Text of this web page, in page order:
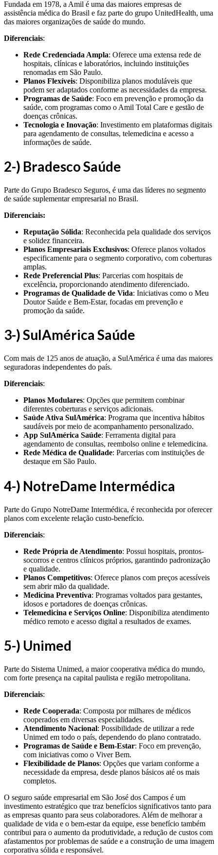
Fundada em 1978, a Amil é uma das maiores empresas de
assistência médica do Brasil e faz parte do grupo UnitedHealth, uma
das maiores organizações de saúde do mundo.
Diferenciais:
Rede Credenciada Ampla: Oferece uma extensa rede de
hospitais, clínicas e laboratórios, incluindo instituições
renomadas em São Paulo.
Planos Flexíveis: Disponibiliza planos moduláveis que
podem ser adaptados conforme as necessidades da empresa.
Programas de Saúde: Foco em prevenção e promoção da
saúde, com programas como o Amil Total Care e gestão de
doenças crônicas.
Tecnologia e Inovação: Investimento em plataformas digitais
para agendamento de consultas, telemedicina e acesso a
informações de saúde.
2-) Bradesco Saúde
Parte do Grupo Bradesco Seguros, é uma das líderes no segmento
de saúde suplementar empresarial no Brasil.
Diferenciais:
Reputação Sólida: Reconhecida pela qualidade dos serviços
e solidez financeira.
Planos Empresariais Exclusivos: Oferece planos voltados
especificamente para o segmento corporativo, com coberturas
amplas.
Rede Preferencial Plus: Parcerias com hospitais de
excelência, proporcionando atendimento diferenciado.
Programas de Qualidade de Vida: Iniciativas como o Meu
Doutor Saúde e Bem-Estar, focadas em prevenção e
promoção da saúde.
3-) SulAmérica Saúde
Com mais de 125 anos de atuação, a SulAmérica é uma das maiores
seguradoras independentes do país.
Diferenciais:
Planos Modulares: Opções que permitem combinar
diferentes coberturas e serviços adicionais.
Saúde Ativa SulAmérica: Programa que incentiva hábitos
saudáveis por meio de acompanhamento personalizado.
App SulAmérica Saúde: Ferramenta digital para
agendamento de consultas, reembolso online e telemedicina.
Rede Médica de Qualidade: Parcerias com instituições de
destaque em São Paulo.
4-) NotreDame Intermédica
Parte do Grupo NotreDame Intermédica, é reconhecida por oferecer
planos com excelente relação custo-benefício.
Diferenciais:
Rede Própria de Atendimento: Possui hospitais, prontos-
socorros e centros clínicos próprios, garantindo padronização
e qualidade.
Planos Competitivos: Oferece planos com preços acessíveis
sem abrir mão da qualidade.
Medicina Preventiva: Programas voltados para gestantes,
idosos e portadores de doenças crônicas.
Telemedicina e Serviços Online: Disponibiliza atendimento
médico remoto e acesso digital a resultados de exames.
5-) Unimed
Parte do Sistema Unimed, a maior cooperativa médica do mundo,
com forte presença na capital paulista e região metropolitana.
Diferenciais:
Rede Cooperada: Composta por milhares de médicos
cooperados em diversas especialidades.
Atendimento Nacional: Possibilidade de utilizar a rede
Unimed em todo o país, dependendo do plano contratado.
Programas de Saúde e Bem-Estar: Foco em prevenção,
com iniciativas como o Viver Bem.
Flexibilidade de Planos: Opções que variam conforme a
necessidade da empresa, desde planos básicos até os mais
completos.
O seguro saúde empresarial em São José dos Campos é um
investimento estratégico que traz benefícios significativos tanto para
as empresas quanto para seus colaboradores. Além de melhorar a
qualidade de vida e o bem-estar da equipe, esse benefício também
contribui para o aumento da produtividade, a redução de custos com
afastamentos por problemas de saúde e a construção de uma imagem
corporativa sólida e responsável.